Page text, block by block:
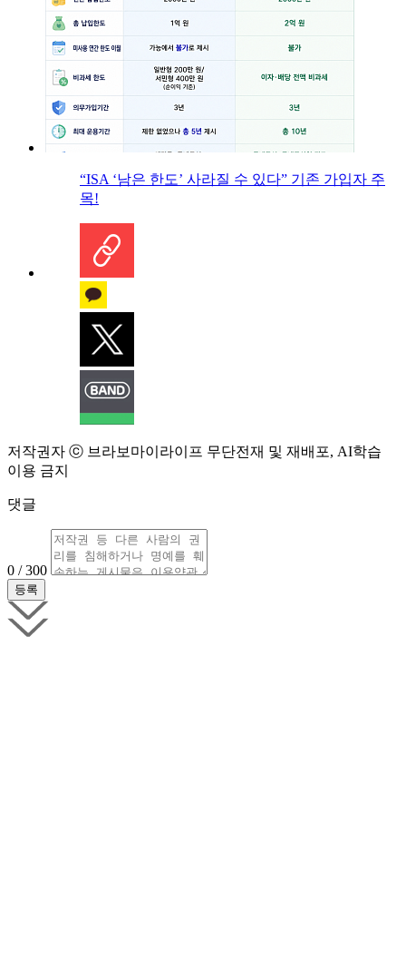
“ISA ‘남은 한도’ 사라질 수 있다” 기존 가입자 주
목!
저작권자 ⓒ 브라보마이라이프 무단전재 및 재배포, AI학습
이용 금지
댓글
0 / 300